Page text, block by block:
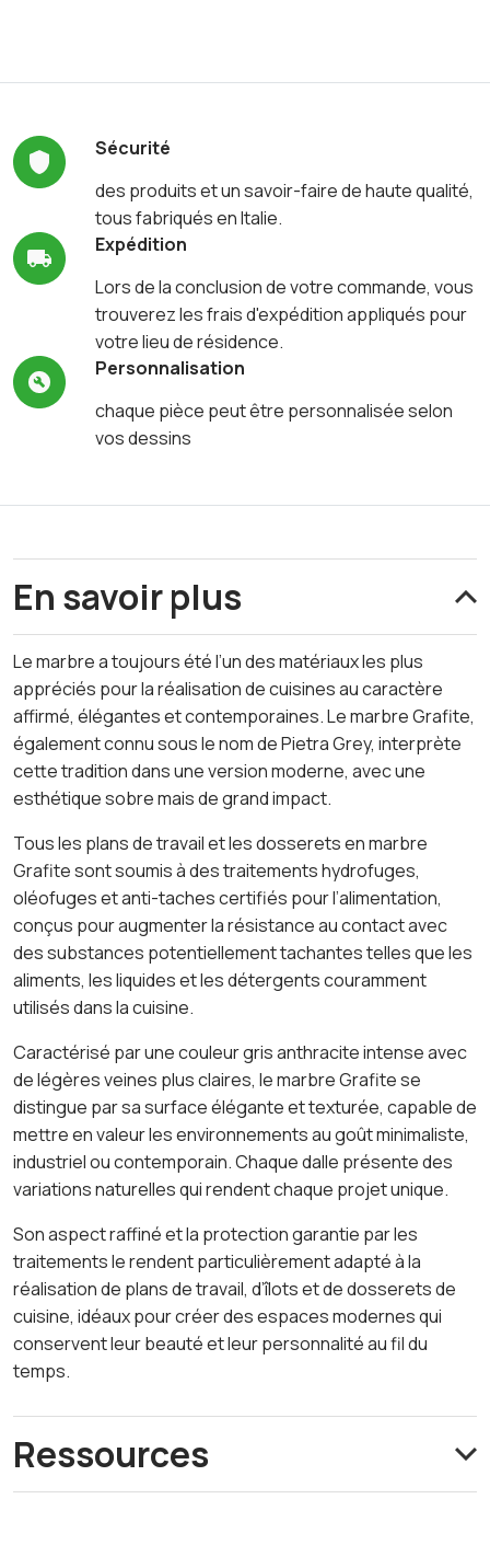
Sécurité
des produits et un savoir-faire de haute qualité,
tous fabriqués en Italie.
Expédition
Lors de la conclusion de votre commande, vous
trouverez les frais d'expédition appliqués pour
votre lieu de résidence.
Personnalisation
chaque pièce peut être personnalisée selon
vos dessins
En savoir plus
Le marbre a toujours été l’un des matériaux les plus
appréciés pour la réalisation de cuisines au caractère
affirmé, élégantes et contemporaines. Le marbre Grafite,
également connu sous le nom de Pietra Grey, interprète
cette tradition dans une version moderne, avec une
esthétique sobre mais de grand impact.
Tous les plans de travail et les dosserets en marbre
Grafite sont soumis à des traitements hydrofuges,
oléofuges et anti-taches certifiés pour l’alimentation,
conçus pour augmenter la résistance au contact avec
des substances potentiellement tachantes telles que les
aliments, les liquides et les détergents couramment
utilisés dans la cuisine.
Caractérisé par une couleur gris anthracite intense avec
de légères veines plus claires, le marbre Grafite se
distingue par sa surface élégante et texturée, capable de
mettre en valeur les environnements au goût minimaliste,
industriel ou contemporain. Chaque dalle présente des
variations naturelles qui rendent chaque projet unique.
Son aspect raffiné et la protection garantie par les
traitements le rendent particulièrement adapté à la
réalisation de plans de travail, d’îlots et de dosserets de
cuisine, idéaux pour créer des espaces modernes qui
conservent leur beauté et leur personnalité au fil du
temps.
Ressources